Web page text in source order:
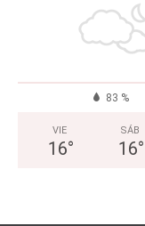
83 %
VIE
16°
SÁB
16°